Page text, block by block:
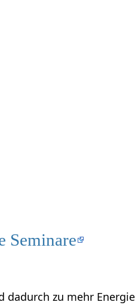
Seminare
zu mehr